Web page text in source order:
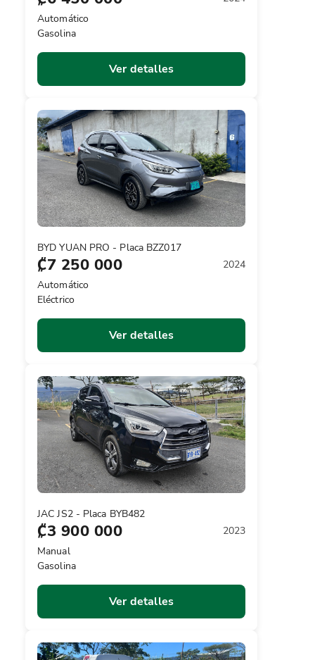
Automático
Gasolina
Ver detalles
BYD YUAN PRO - Placa BZZ017
₡7 250 000
2024
Automático
Eléctrico
Ver detalles
JAC JS2 - Placa BYB482
₡3 900 000
2023
Manual
Gasolina
Ver detalles